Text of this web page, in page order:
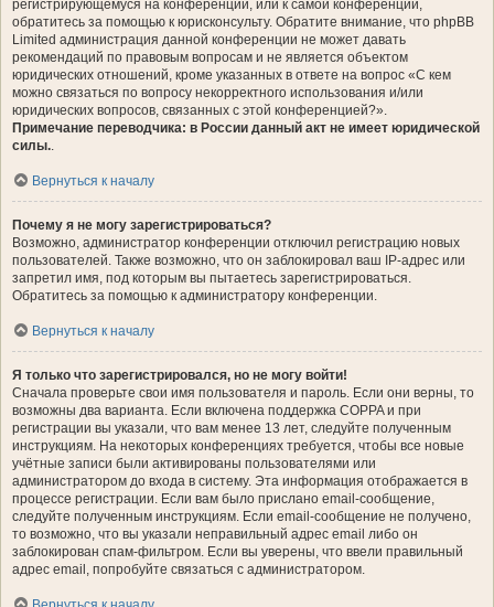
регистрирующемуся на конференции, или к самой конференции,
обратитесь за помощью к юрисконсульту. Обратите внимание, что phpBB
Limited администрация данной конференции не может давать
рекомендаций по правовым вопросам и не является объектом
юридических отношений, кроме указанных в ответе на вопрос «С кем
можно связаться по вопросу некорректного использования и/или
юридических вопросов, связанных с этой конференцией?».
Примечание переводчика: в России данный акт не имеет юридической
силы..
Вернуться к началу
Почему я не могу зарегистрироваться?
Возможно, администратор конференции отключил регистрацию новых
пользователей. Также возможно, что он заблокировал ваш IP-адрес или
запретил имя, под которым вы пытаетесь зарегистрироваться.
Обратитесь за помощью к администратору конференции.
Вернуться к началу
Я только что зарегистрировался, но не могу войти!
Сначала проверьте свои имя пользователя и пароль. Если они верны, то
возможны два варианта. Если включена поддержка COPPA и при
регистрации вы указали, что вам менее 13 лет, следуйте полученным
инструкциям. На некоторых конференциях требуется, чтобы все новые
учётные записи были активированы пользователями или
администратором до входа в систему. Эта информация отображается в
процессе регистрации. Если вам было прислано email-сообщение,
следуйте полученным инструкциям. Если email-сообщение не получено,
то возможно, что вы указали неправильный адрес email либо он
заблокирован спам-фильтром. Если вы уверены, что ввели правильный
адрес email, попробуйте связаться с администратором.